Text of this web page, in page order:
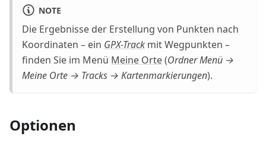
NOTE
Die Ergebnisse der Erstellung von Punkten nach
Koordinaten – ein GPX-Track mit Wegpunkten –
finden Sie im Menü Meine Orte(OrdnerMenü →
Meine Orte → Tracks → Kartenmarkierungen).
Optionen